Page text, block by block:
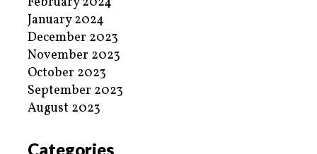
January 2024
December 2023
November 2023
October 2023
September 2023
August 2023
Categories